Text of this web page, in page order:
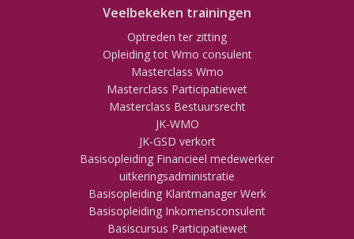
Veelbekeken trainingen
Optreden ter zitting
Opleiding tot Wmo consulent
Masterclass Wmo
Masterclass Participatiewet
Masterclass Bestuursrecht
JK-WMO
JK-GSD verkort
Basisopleiding Financieel medewerker
uitkeringsadministratie
Basisopleiding Klantmanager Werk
Basisopleiding Inkomensconsulent
Basiscursus Participatiewet